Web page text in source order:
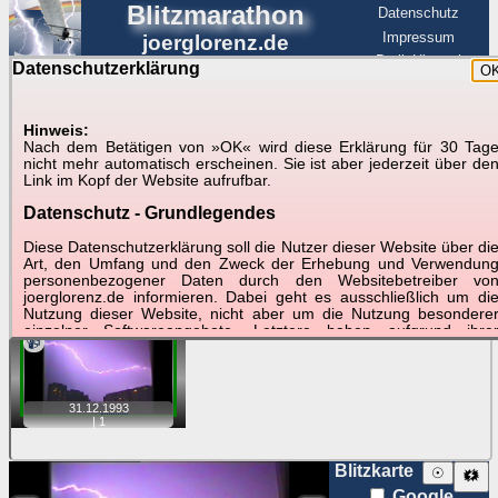
Datenschutzerklärung
Hinweis:
Nach dem Betätigen von »OK« wird diese Erklärung für 30 Tage
nicht mehr automatisch erscheinen. Sie ist aber jederzeit über den
Link im Kopf der Website aufrufbar.
Datenschutz - Grundlegendes
Diese Datenschutzerklärung soll die Nutzer dieser Website über die
Art, den Umfang und den Zweck der Erhebung und Verwendung
personenbezogener Daten durch den Websitebetreiber von
joerglorenz.de informieren. Dabei geht es ausschließlich um die
Nutzung dieser Website, nicht aber um die Nutzung besonderer
einzelner Softwareangebote. Letztere haben aufgrund ihrer
Funktionen Besonderheiten, so dass verschiedene Daten
gespeichert werden müssen, die für das Funktionieren erforderlich
sind. Hier ist es wichtig, dass Sie selbst zum Testen dieser
Funktionen möglichst erfundene Daten verwenden. Ansonsten wird
auf die spezifischen Besonderheiten beim jeweiligen Angebot
gesondert hingewiesen.
Generell gilt: Wenn Sie ein Angebot bei den Add-Ins nutzen, bei
dem Daten übertragen werden, werden diese Daten auf dem
Blitzmarathon
joerglorenz.de
Datenschutz
Impressum
BerlinHimmel
Blitzmarathon
Gewitter über Berlin:
31.12.1993
Tipp:Auf der Karte beim Einzelfoto können
Sie auf ihre Position tippen und sehen, wie
weit die gewählte Position zu den Blitzen auf dem Foto bzw.
im Video entfernt ist. Quelle der Blitzdaten:
kachelmannwetter. Doppelklick auf Thumb zum Anzeigen.
📹
31.12.1993
|1
Blitzkarte 🗱
☉